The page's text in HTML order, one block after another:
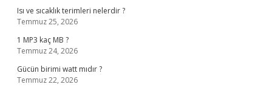
Isı ve sıcaklık terimleri nelerdir ?
Temmuz 25, 2026
1 MP3 kaç MB ?
Temmuz 24, 2026
Gücün birimi watt mıdır ?
Temmuz 22, 2026